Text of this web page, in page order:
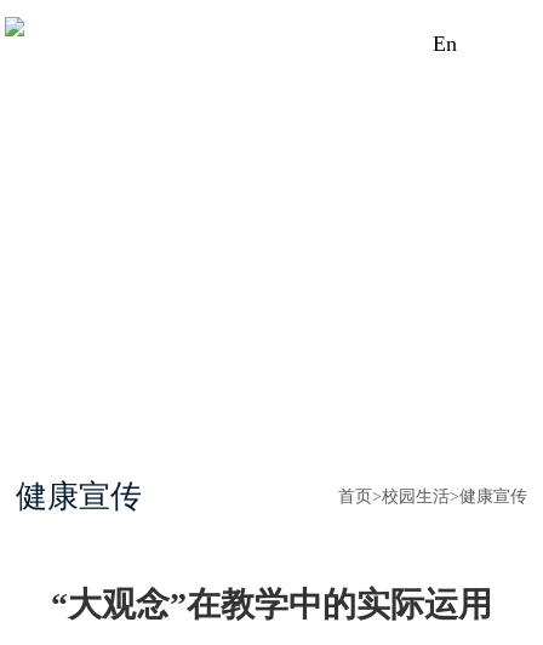
En
首页>校园生活>健康宣传
健康宣传
“大观念”在教学中的实际运用